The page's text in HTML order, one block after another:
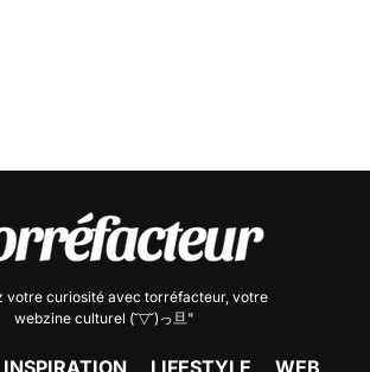
votre curiosité avec torréfacteur, votre
webzine culturel (˘▽˘)っ旦"